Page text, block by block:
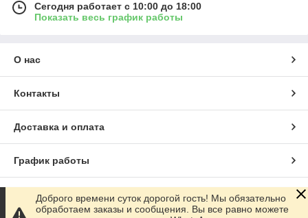
Сегодня работает с 10:00 до 18:00
Показать весь график работы
О нас
Контакты
Доставка и оплата
График работы
Полная версия сайта
Доброго времени суток дорогой гость! Мы обязательно
обработаем заказы и сообщения. Вы все равно можете